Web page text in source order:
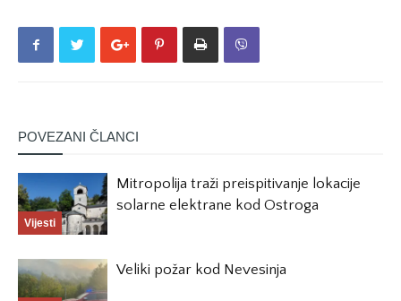
POVEZANI ČLANCI
Vijesti
Mitropolija traži preispitivanje lokacije
solarne elektrane kod Ostroga
Veliki požar kod Nevesinja